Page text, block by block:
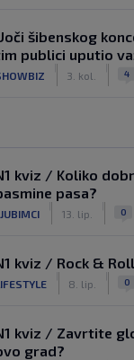
šibenskog
publici uputio
3. kol. 4
kviz / Koliko
pasa?
13. lip. 0
kviz / Rock & Roll
8. lip. 0
kviz / Zavrtite
grad?